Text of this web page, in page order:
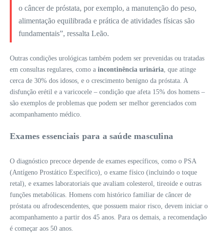
o câncer de próstata, por exemplo, a manutenção do peso,
alimentação equilibrada e prática de atividades físicas são
fundamentais”, ressalta Leão.
Outras condições urológicas também podem ser prevenidas ou tratadas
em consultas regulares, como a incontinência urinária, que atinge
cerca de 30% dos idosos, e o crescimento benigno da próstata. A
disfunção erétil e a varicocele – condição que afeta 15% dos homens –
são exemplos de problemas que podem ser melhor gerenciados com
acompanhamento médico.
Exames essenciais para a saúde masculina
O diagnóstico precoce depende de exames específicos, como o PSA
(Antígeno Prostático Específico), o exame físico (incluindo o toque
retal), e exames laboratoriais que avaliam colesterol, tireoide e outras
funções metabólicas. Homens com histórico familiar de câncer de
próstata ou afrodescendentes, que possuem maior risco, devem iniciar o
acompanhamento a partir dos 45 anos. Para os demais, a recomendação
é começar aos 50 anos.